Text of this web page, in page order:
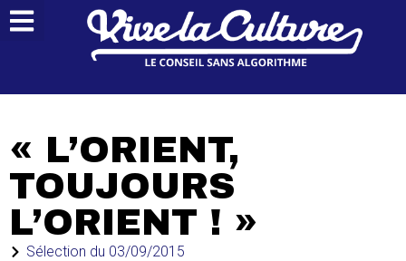
« L’ORIENT,
TOUJOURS
L’ORIENT ! »
Sélection du 03/09/2015